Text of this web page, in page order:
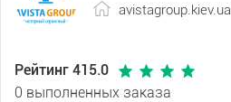
avistagroup.kiev.ua
Рейтинг 415.0
0 выполненных заказа